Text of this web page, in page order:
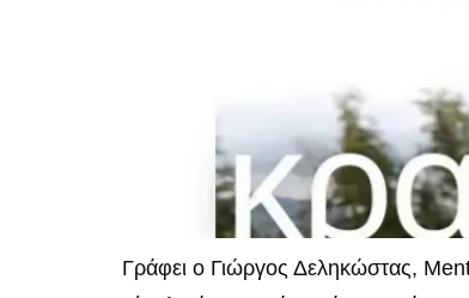
Γράφει ο Γιώργος Δεληκώστας,